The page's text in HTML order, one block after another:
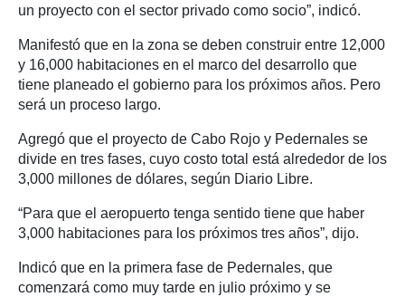
un proyecto con el sector privado como socio”, indicó.
Manifestó que en la zona se deben construir entre 12,000
y 16,000 habitaciones en el marco del desarrollo que
tiene planeado el gobierno para los próximos años. Pero
será un proceso largo.
Agregó que el proyecto de Cabo Rojo y Pedernales se
divide en tres fases, cuyo costo total está alrededor de los
3,000 millones de dólares, según Diario Libre.
“Para que el aeropuerto tenga sentido tiene que haber
3,000 habitaciones para los próximos tres años”, dijo.
Indicó que en la primera fase de Pedernales, que
comenzará como muy tarde en julio próximo y se